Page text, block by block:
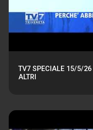
TV7 SPECIALE 15/5/26
ALTRI